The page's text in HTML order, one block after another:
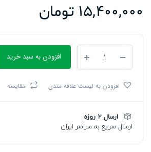
15,400,000 تومان
اکسترنال
ای
HDD
BLACK
1T
افزودن به سبد خرید
افزودن به لیست علاقه مندی مقایسه
ارسال 2 روزه
ارسال سریع به سراسر ایران